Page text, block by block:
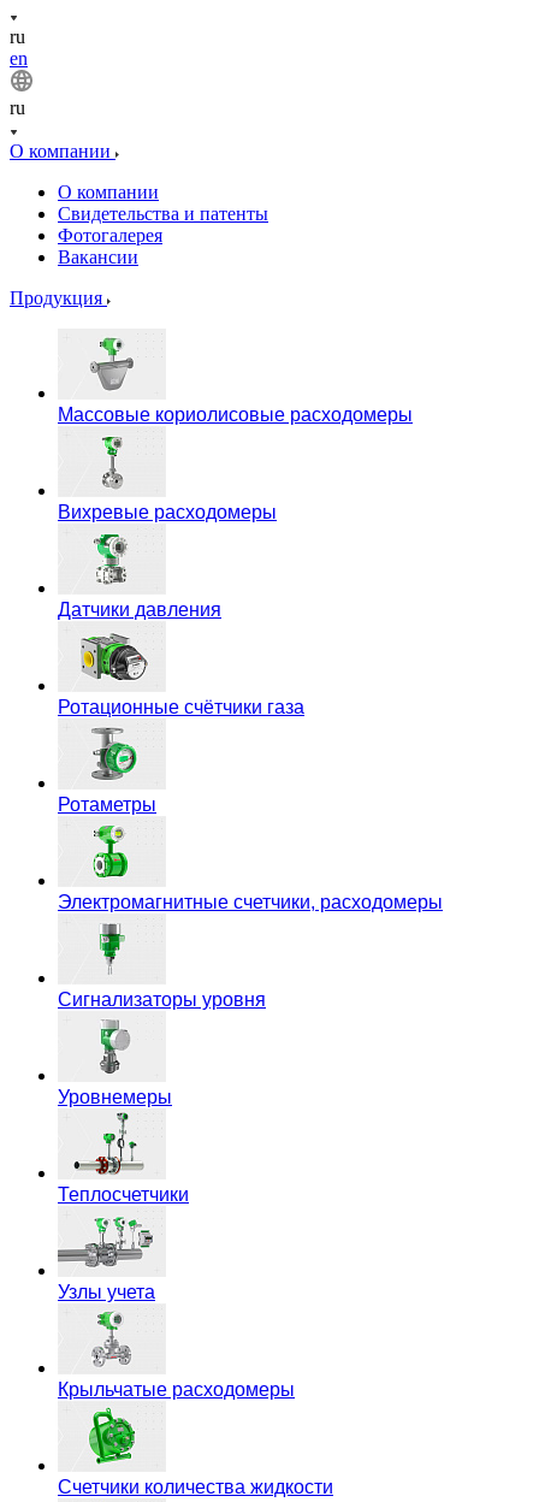
ru
en
ru
О компании
О компании
Свидетельства и патенты
Фотогалерея
Вакансии
Продукция
Массовые кориолисовые расходомеры
Вихревые расходомеры
Датчики давления
Ротационные счётчики газа
Ротаметры
Электромагнитные счетчики, расходомеры
Сигнализаторы уровня
Уровнемеры
Теплосчетчики
Узлы учета
Крыльчатые расходомеры
Счетчики количества жидкости